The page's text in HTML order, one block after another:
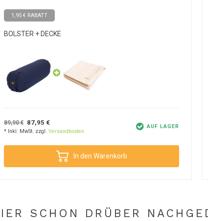
zu gestalten.
leicht reinigen lässt. Alles, was du
werden. Der Bezug kann bei maximal
eine Zeit lang aufhängen. Der Bezug ist
Der Innenbezug und die Füllung dürfen
1,95 € RABATT
BOLSTER + DECKE
89,90 € 87,95 €
* Inkl. MwSt. zzgl. Versandkosten
AUF LAGER
In den Warenkorb
SCHON DRÜBER